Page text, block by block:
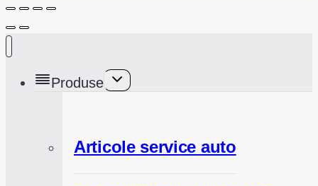
Produse
Toggle
Articole service auto